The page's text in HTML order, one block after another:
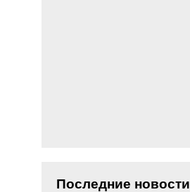
Последние новости